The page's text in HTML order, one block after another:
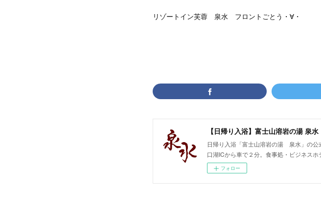
リゾートイン芙蓉 泉水 フロントごとう・∀・
【日帰り入浴】富士山溶岩の湯 泉水
日帰り入浴「富士山溶岩の湯 泉水」の公
口湖ICから車で２分。食事処・ビジネスホ
フォロー